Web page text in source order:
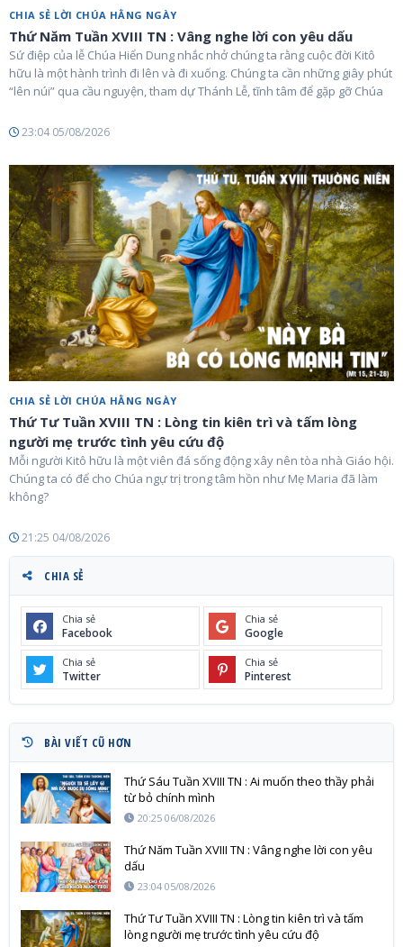
CHIA SẺ LỜI CHÚA HẰNG NGÀY
Thứ Năm Tuần XVIII TN : Vâng nghe lời con yêu dấu
Sứ điệp của lễ Chúa Hiển Dung nhắc nhở chúng ta rằng cuộc đời Kitô
hữu là một hành trình đi lên và đi xuống. Chúng ta cần những giây phút
“lên núi” qua cầu nguyện, tham dự Thánh Lễ, tĩnh tâm để gặp gỡ Chúa
23:04 05/08/2026
CHIA SẺ LỜI CHÚA HẰNG NGÀY
Thứ Tư Tuần XVIII TN : Lòng tin kiên trì và tấm lòng
người mẹ trước tình yêu cứu độ
Mỗi người Kitô hữu là một viên đá sống động xây nên tòa nhà Giáo hội.
Chúng ta có để cho Chúa ngự trị trong tâm hồn như Mẹ Maria đã làm
không?
21:25 04/08/2026
CHIA SẺ
Chia sẻ
Facebook
Chia sẻ
Google
Chia sẻ
Twitter
Chia sẻ
Pinterest
BÀI VIẾT CŨ HƠN
Thứ Sáu Tuần XVIII TN : Ai muốn theo thầy phải
từ bỏ chính mình
20:25 06/08/2026
Thứ Năm Tuần XVIII TN : Vâng nghe lời con yêu
dấu
23:04 05/08/2026
Thứ Tư Tuần XVIII TN : Lòng tin kiên trì và tấm
lòng người mẹ trước tình yêu cứu độ